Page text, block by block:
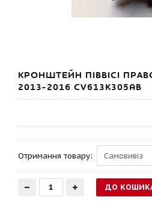
КРОНШТЕЙН ПІВВІСІ
2013-2016 CV613K305AB
Отримання товару: